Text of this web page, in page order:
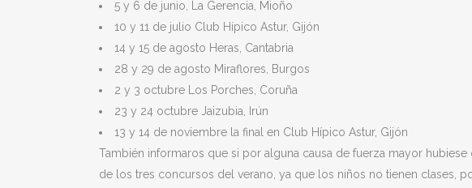
5 y 6 de junio, La Gerencia, Mioño
10 y 11 de julio Club Hípico Astur, Gijón
14 y 15 de agosto Heras, Cantabria
28 y 29 de agosto Miraflores, Burgos
2 y 3 octubre Los Porches, Coruña
23 y 24 octubre Jaizubia, Irún
13 y 14 de noviembre la final en Club Hípico Astur, Gijón
También informaros que si por alguna causa de fuerza mayor
de los tres concursos del verano, ya que los niños no tienen clases,